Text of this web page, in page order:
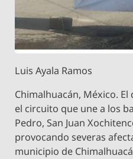
Luis Ayala Ramos
Chimalhuacán, México.
el circuito que une a los
Pedro, San Juan
provocando severas
municipio de